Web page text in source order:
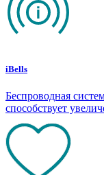
iBells
Беспроводная
способствует